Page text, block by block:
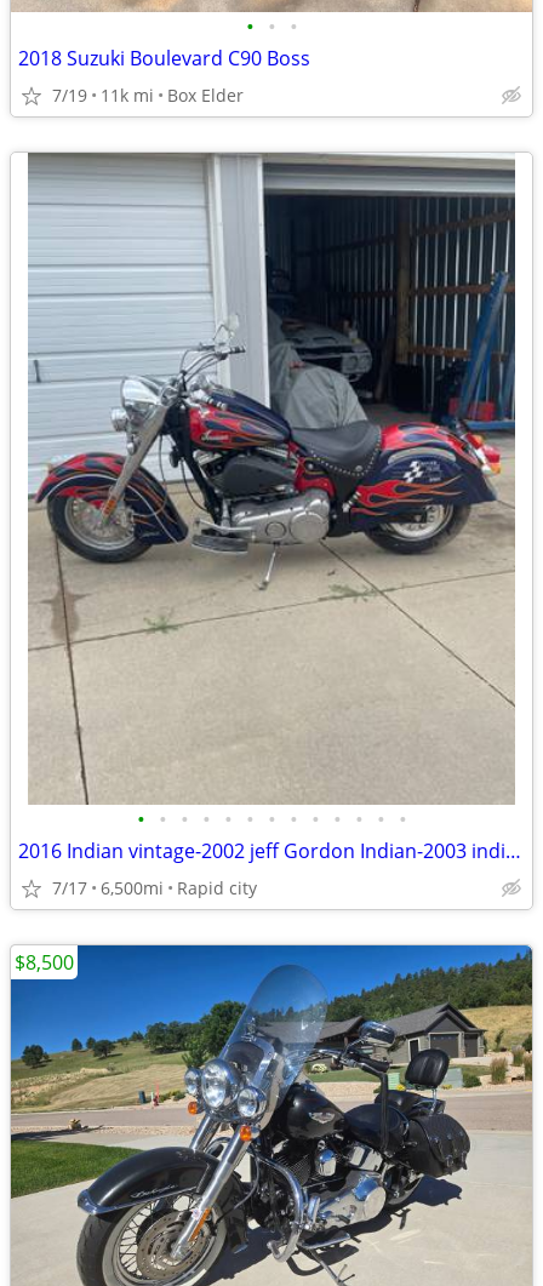
• • •
2018 Suzuki Boulevard C90 Boss
7/19 11k mi Box Elder
• • • • • • • • • • • • •
2016 Indian vintage-2002 jeff Gordon Indian-2003 indian
7/17 6,500mi Rapid city
$8,500